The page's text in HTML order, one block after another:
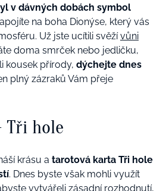
v dávných dobách symbol
na boha Dionýse, který vás
Už jste ucítili svěžívůni
doma smrček nebo jedličku,
kousek přírody, dýchejte dnes
plný zázraků Vám přeje
Tři hole
krásu a tarotová karta Tři hole
. Dnes byste však mohli využít
vytvářeli zásadní rozhodnutí,